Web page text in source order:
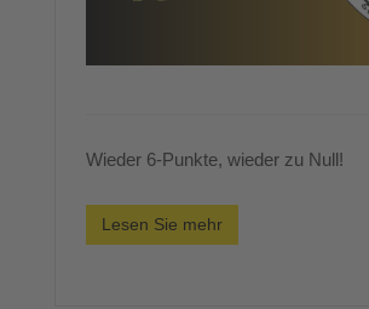
Wieder 6-Punkte, wieder zu Null!
Lesen Sie mehr